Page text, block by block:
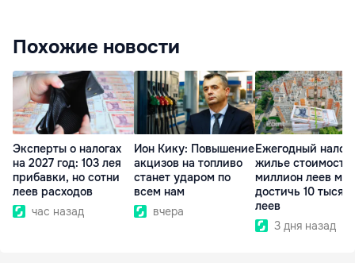
Похожие новости
Эксперты о налогах
на 2027 год: 103 лея
прибавки, но сотни
леев расходов
час назад
Ион Кику: Повышение
акцизов на топливо
станет ударом по
всем нам
вчера
Ежегодный налог
жилье
миллион леев
достичь 10 тысяч
леев
3 дня назад